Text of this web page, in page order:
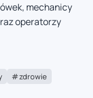
mechanicy
operatorzy
zdrowie